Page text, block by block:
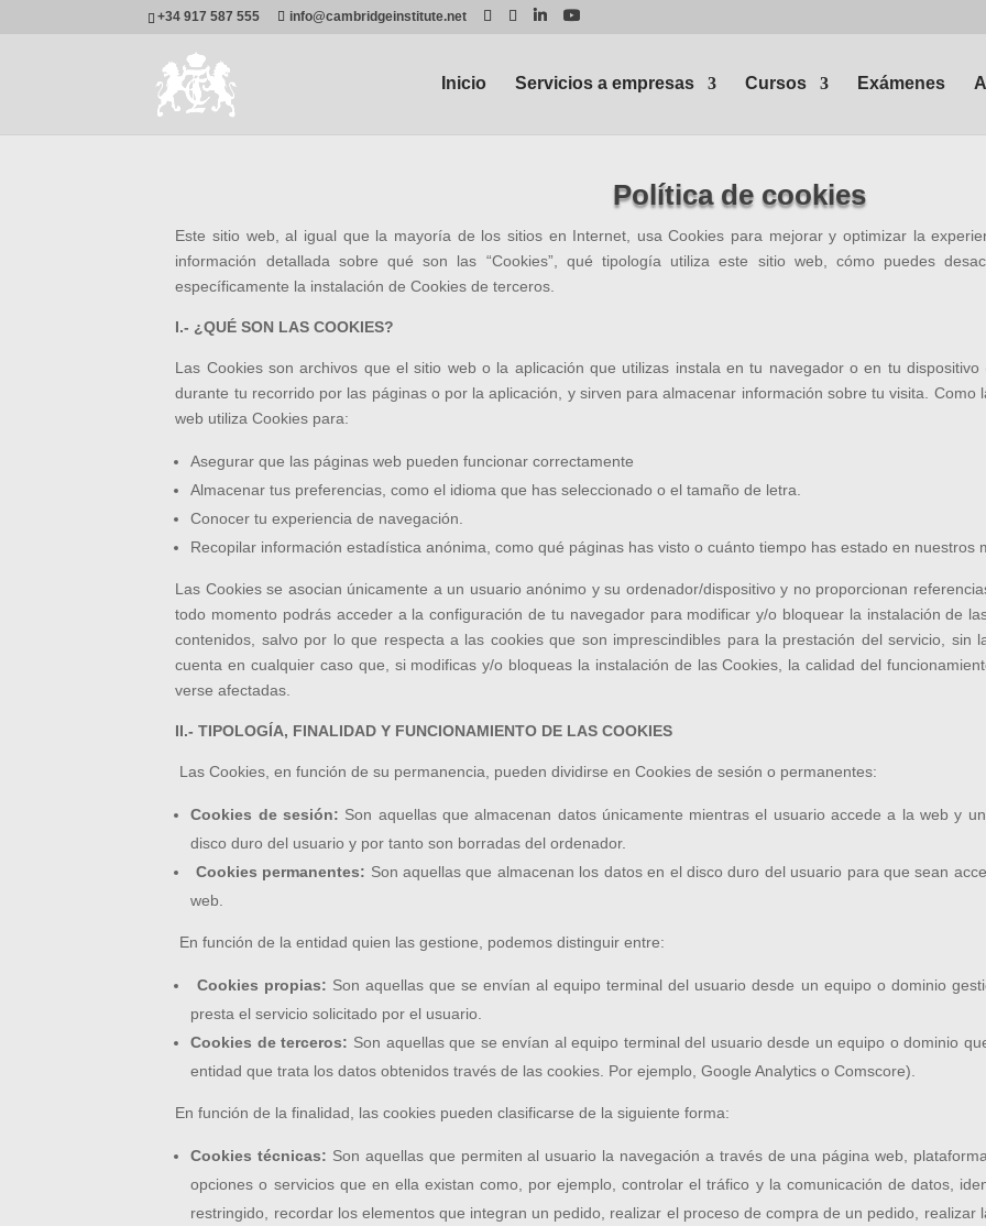
+34 917 587 555 info@cambridgeinstitute.net
Inicio Servicios a empresas Cursos Exámenes
Política de cookies
Este sitio web, al igual que la mayoría de los sitios en Internet, usa Cookies para mejorar y optimizar la
información detallada sobre qué son las “Cookies”, qué tipología utiliza este sitio web, cómo puedes
específicamente la instalación de Cookies de terceros.
I.- ¿QUÉ SON LAS COOKIES?
Las Cookies son archivos que el sitio web o la aplicación que utilizas instala en tu navegador o en tu
durante tu recorrido por las páginas o por la aplicación, y sirven para almacenar información sobre tu visita.
web utiliza Cookies para:
Asegurar que las páginas web pueden funcionar correctamente
Almacenar tus preferencias, como el idioma que has seleccionado o el tamaño de letra.
Conocer tu experiencia de navegación.
Recopilar información estadística anónima, como qué páginas has visto o cuánto tiempo has estado en nuestros
Las Cookies se asocian únicamente a un usuario anónimo y su ordenador/dispositivo y no proporcionan
todo momento podrás acceder a la configuración de tu navegador para modificar y/o bloquear la instalación de
contenidos, salvo por lo que respecta a las cookies que son imprescindibles para la prestación del servicio, sin
cuenta en cualquier caso que, si modificas y/o bloqueas la instalación de las Cookies, la calidad del
verse afectadas.
II.- TIPOLOGÍA, FINALIDAD Y FUNCIONAMIENTO DE LAS COOKIES
Las Cookies, en función de su permanencia, pueden dividirse en Cookies de sesión o permanentes:
Cookies de sesión: Son aquellas que almacenan datos únicamente mientras el usuario accede a la web y
disco duro del usuario y por tanto son borradas del ordenador.
Cookies permanentes: Son aquellas que almacenan los datos en el disco duro del usuario para que sean
web.
En función de la entidad quien las gestione, podemos distinguir entre:
Cookies propias: Son aquellas que se envían al equipo terminal del usuario desde un equipo o dominio
presta el servicio solicitado por el usuario.
Cookies de terceros: Son aquellas que se envían al equipo terminal del usuario desde un equipo o dominio
entidad que trata los datos obtenidos través de las cookies. Por ejemplo, Google Analytics o Comscore).
En función de la finalidad, las cookies pueden clasificarse de la siguiente forma:
Cookies técnicas: Son aquellas que permiten al usuario la navegación a través de una página web,
opciones o servicios que en ella existan como, por ejemplo, controlar el tráfico y la comunicación de datos,
restringido, recordar los elementos que integran un pedido, realizar el proceso de compra de un pedido, realizar